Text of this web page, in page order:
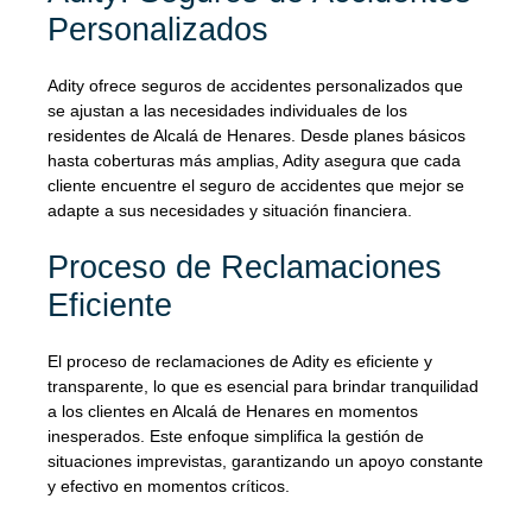
Personalizados
Adity ofrece seguros de accidentes personalizados que
se ajustan a las necesidades individuales de los
residentes de Alcalá de Henares. Desde planes básicos
hasta coberturas más amplias, Adity asegura que cada
cliente encuentre el seguro de accidentes que mejor se
adapte a sus necesidades y situación financiera.
Proceso de Reclamaciones
Eficiente
El proceso de reclamaciones de Adity es eficiente y
transparente, lo que es esencial para brindar tranquilidad
a los clientes en Alcalá de Henares en momentos
inesperados. Este enfoque simplifica la gestión de
situaciones imprevistas, garantizando un apoyo constante
y efectivo en momentos críticos.